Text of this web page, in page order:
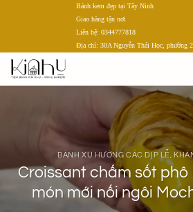
dung
Bánh kem đẹp tại Tây Ninh
Giao hàng tận nơi
Liên hệ: 0344777818
Địa chỉ: 30A Nguyễn Thái Học, phường
BÁNH XU HƯỚNG CÁC DỊP LỄ,
Croissant chấm sốt phô
món mới nối ngôi